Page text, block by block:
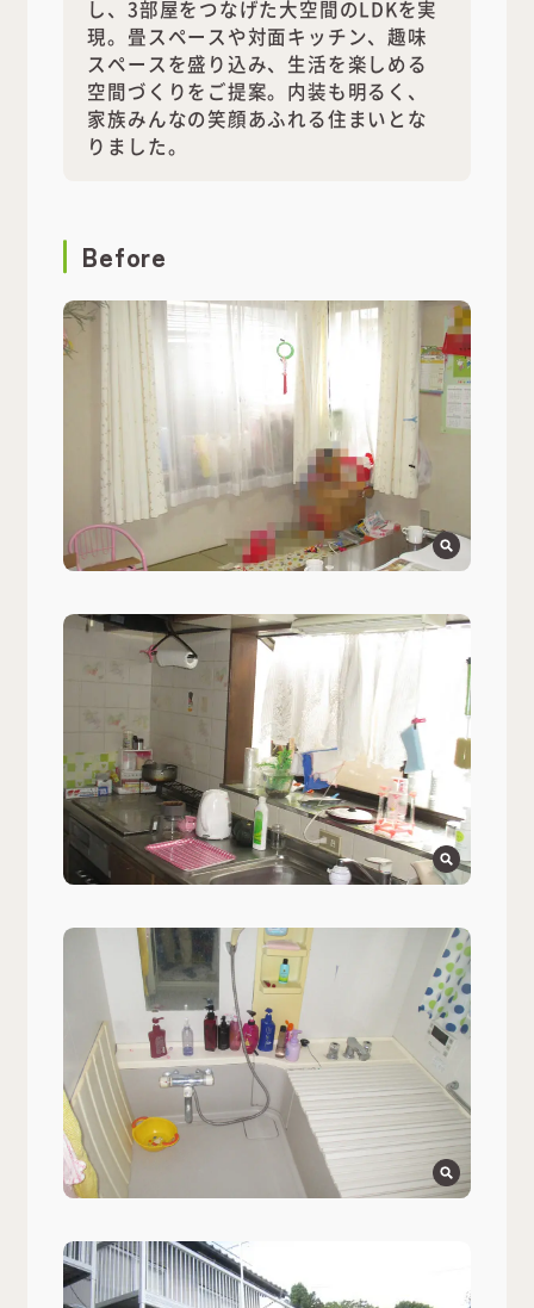
し、3部屋をつなげた大空間のLDKを実
現。畳スペースや対面キッチン、趣味
スペースを盛り込み、生活を楽しめる
空間づくりをご提案。内装も明るく、
家族みんなの笑顔あふれる住まいとな
りました。
Before